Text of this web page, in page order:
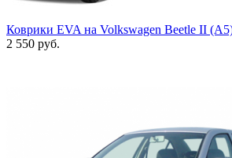
Коврики EVA на Volkswagen Beetle II
2 550 руб.